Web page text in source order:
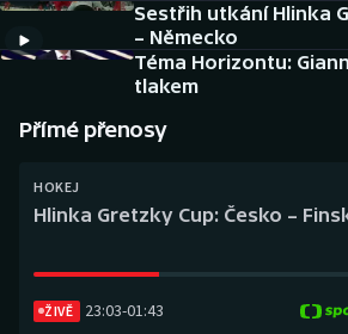
Baseball a softbal
Biatlon
Boby a skeleton
Curling
Historické návraty
Aplikace ČT sport
AZ kvíz
Sestřih utkání Hlinka
– Německo
Téma Horizontu:
tlakem
Přímé přenosy
HOKEJ
Hlinka Gretzky Cup: Česko –
ŽIVĚ 23:03-01:43